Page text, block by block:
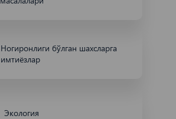
Ногиронлиги бўлган шахсларга
имтиёзлар
Экология